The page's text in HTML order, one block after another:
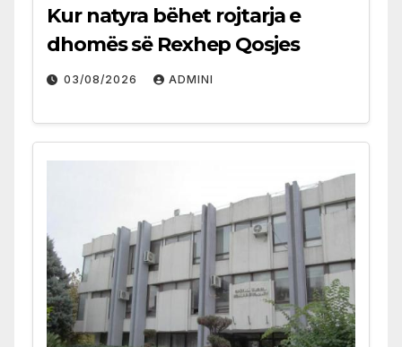
Kur natyra bëhet rojtarja e
dhomës së Rexhep Qosjes
03/08/2026 ADMINI